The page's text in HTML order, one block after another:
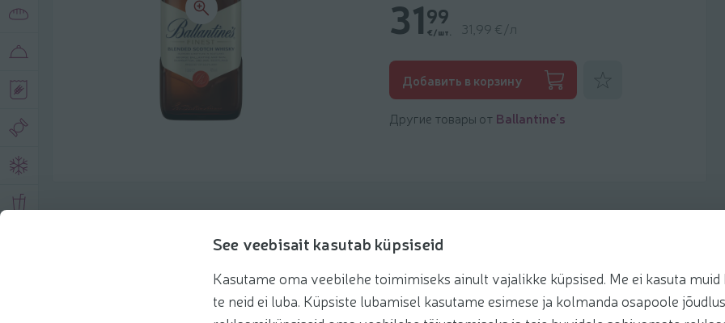
See veebisait kasutab küpsiseid
Kasutame oma veebilehe toimimiseks ainult vajalikke küpsised. Me ei kasuta muid
te neid ei luba. Küpsiste lubamisel kasutame esimese ja kolmanda osapoole
3199
€/шт. 31,99 €/л
Добавить в корзину
Другие товары от Ballantine's
Рекомендации Рецепты